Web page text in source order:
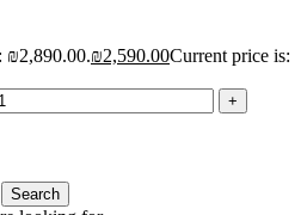
₪2,890.00.₪2,590.00Current price is:
Search